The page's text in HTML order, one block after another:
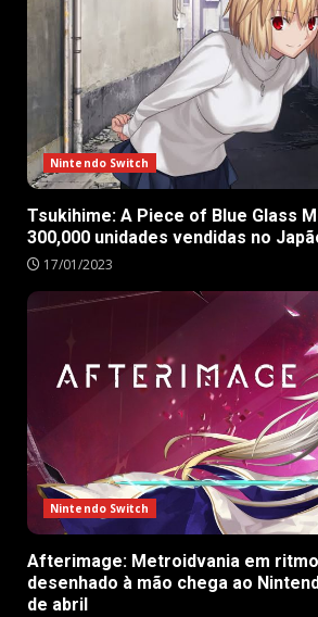
Nintendo Switch
Tsukihime: A Piece of Blue Glass
300,000 unidades vendidas no
17/01/2023
Nintendo Switch
Afterimage: Metroidvania em
desenhado à mão chega ao
de abril